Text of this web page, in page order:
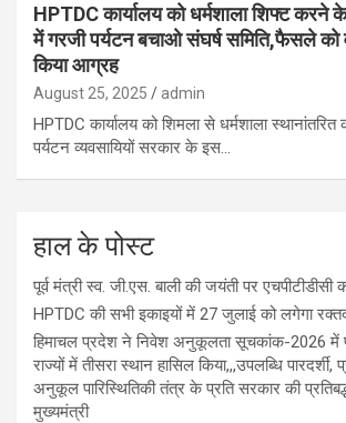
HPTDC कार्यालय को धर्मशाला शिफ्ट करने
में गरजी पर्यटन बचाओ संघर्ष समिति,फैसले को
किया आग्रह
August 25, 2025 admin
HPTDC कार्यालय को शिमला से धर्मशाला
पर्यटन व्यवसायियों सरकार के इस…
हाल के पोस्ट
पूर्व मंत्री स्व. जी.एस. बाली की जयंती पर एचपीटीडीसी
HPTDC की सभी इकाइयों में 27 जुलाई को लगेगा
हिमाचल प्रदेश ने निवेश अनुकूलता सूचकांक-2026 में
राज्यों में तीसरा स्थान हासिल किया,,,उपलब्धि
अनुकूल पारिस्थितिकी तंत्र के प्रति सरकार की
मुख्यमंत्री